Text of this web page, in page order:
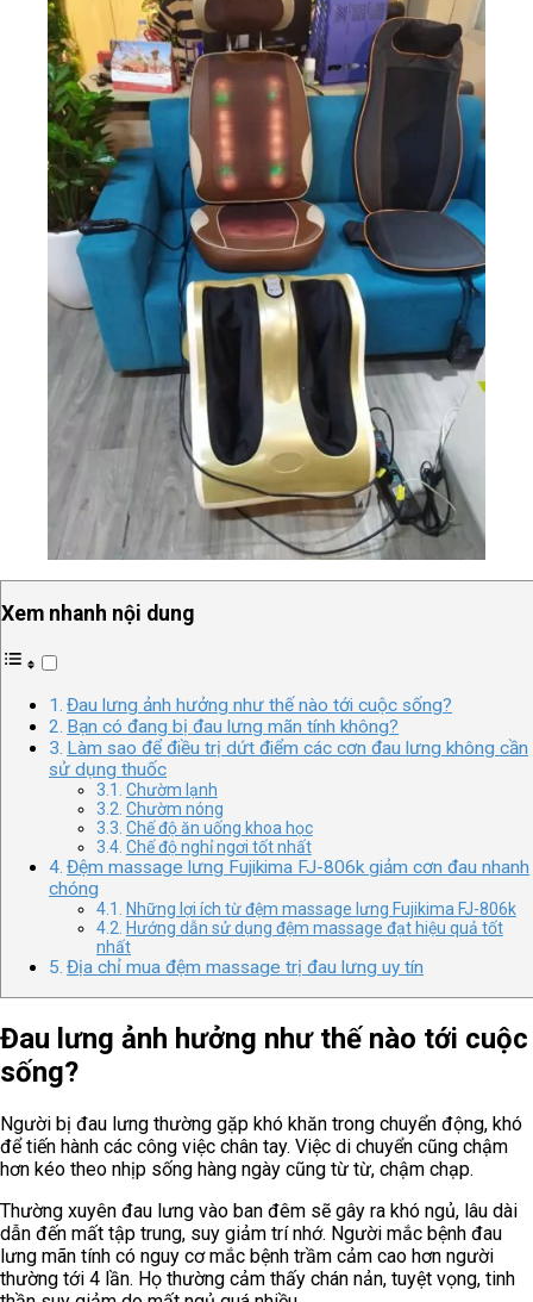
Xem nhanh nội dung
Đau lưng ảnh hưởng như thế nào tới cuộc sống?
Bạn có đang bị đau lưng mãn tính không?
Làm sao để điều trị dứt điểm các cơn đau lưng không cần
sử dụng thuốc
Chườm lạnh
Chườm nóng
Chế độ ăn uống khoa học
Chế độ nghỉ ngơi tốt nhất
Đệm massage lưng Fujikima FJ-806k giảm cơn đau nhanh
chóng
Những lợi ích từ đệm massage lưng Fujikima FJ-806k
Hướng dẫn sử dụng đệm massage đạt hiệu quả tốt
nhất
Địa chỉ mua đệm massage trị đau lưng uy tín
Đau lưng ảnh hưởng như thế nào tới cuộc
sống?
Người bị đau lưng thường gặp khó khăn trong chuyển động, khó
để tiến hành các công việc chân tay. Việc di chuyển cũng chậm
hơn kéo theo nhịp sống hàng ngày cũng từ từ, chậm chạp.
Thường xuyên đau lưng vào ban đêm sẽ gây ra khó ngủ, lâu dài
dẫn đến mất tập trung, suy giảm trí nhớ. Người mắc bệnh đau
lưng mãn tính có nguy cơ mắc bệnh trầm cảm cao hơn người
thường tới 4 lần. Họ thường cảm thấy chán nản, tuyệt vọng, tinh